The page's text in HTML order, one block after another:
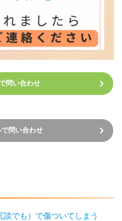
問い合わせ
で問い合わせ
談でも）で傷ついてしまう